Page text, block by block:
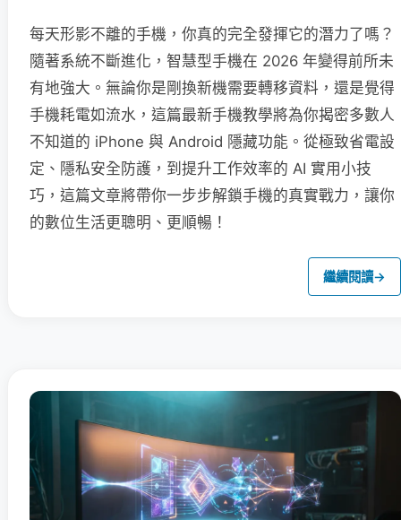
每天形影不離的手機，你真的完全發揮它的潛力了嗎？
隨著系統不斷進化，智慧型手機在 2026 年變得前所未
有地強大。無論你是剛換新機需要轉移資料，還是覺得
手機耗電如流水，這篇最新手機教學將為你揭密多數人
不知道的 iPhone 與 Android 隱藏功能。從極致省電設
定、隱私安全防護，到提升工作效率的 AI 實用小技
巧，這篇文章將帶你一步步解鎖手機的真實戰力，讓你
的數位生活更聰明、更順暢！
繼續閱讀→